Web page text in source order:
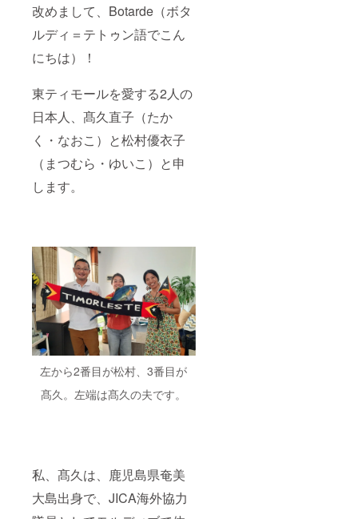
改めまして、Botarde（ボタ
ルディ＝テトゥン語でこん
にちは）！
東ティモールを愛する2人の
日本人、髙久直子（たか
く・なおこ）と松村優衣子
（まつむら・ゆいこ）と申
します。
左から2番目が松村、3番目が
髙久。左端は髙久の夫です。
私、髙久は、鹿児島県奄美
大島出身で、JICA海外協力